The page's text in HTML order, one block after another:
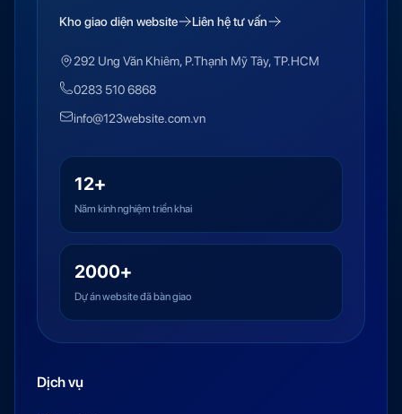
Kho giao diện website Liên hệ tư vấn
292 Ung Văn Khiêm, P.Thạnh Mỹ Tây, TP.HCM
0283 510 6868
info@123website.com.vn
12+
Năm kinh nghiệm triển khai
2000+
Dự án website đã bàn giao
Dịch vụ